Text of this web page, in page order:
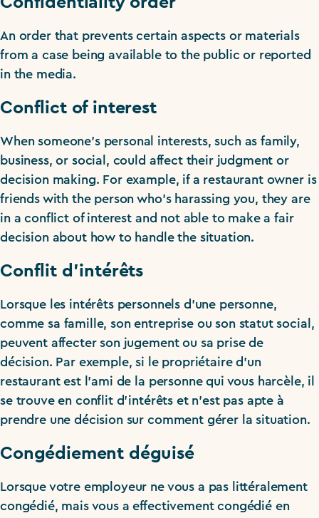
An order that prevents certain aspects or materials
from a case being available to the public or reported
in the media.
Conflict of interest
When someone’s personal interests, such as family,
business, or social, could affect their judgment or
decision making. For example, if a restaurant owner is
friends with the person who’s harassing you, they are
in a conflict of interest and not able to make a fair
decision about how to handle the situation.
Conflit d’intérêts
Lorsque les intérêts personnels d’une personne,
comme sa famille, son entreprise ou son statut social,
peuvent affecter son jugement ou sa prise de
décision. Par exemple, si le propriétaire d’un
restaurant est l’ami de la personne qui vous harcèle, il
se trouve en conflit d’intérêts et n’est pas apte à
prendre une décision sur comment gérer la situation.
Congédiement déguisé
Lorsque votre employeur ne vous a pas littéralement
congédié, mais vous a effectivement congédié en